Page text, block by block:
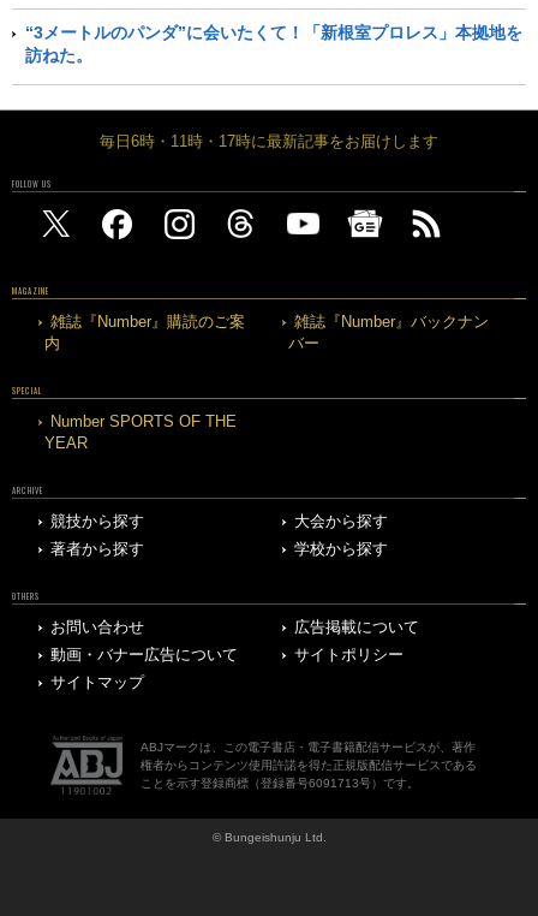
“3メートルのパンダ”に会いたくて！「新根室プロレス」本拠地を
訪ねた。
毎日6時・11時・17時に最新記事をお届けします
FOLLOW US
MAGAZINE
雑誌『Number』購読のご案
内
雑誌『Number』バックナン
バー
SPECIAL
Number SPORTS OF THE
YEAR
ARCHIVE
競技から探す
大会から探す
著者から探す
学校から探す
OTHERS
お問い合わせ
広告掲載について
動画・バナー広告について
サイトポリシー
サイトマップ
ABJマークは、この電子書店・電子書籍配信サービスが、著作
権者からコンテンツ使用許諾を得た正規版配信サービスである
ことを示す登録商標（登録番号6091713号）です。
© Bungeishunju Ltd.